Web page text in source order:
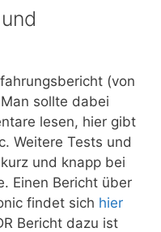
(von
sollte dabei
lesen, hier gibt
Weitere Tests und
und knapp bei
Einen Bericht über
findet sich hier
Bericht dazu ist